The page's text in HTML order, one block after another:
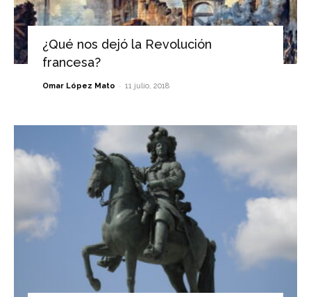
¿Qué nos dejó la Revolución
francesa?
Omar López Mato - 11 julio, 2018